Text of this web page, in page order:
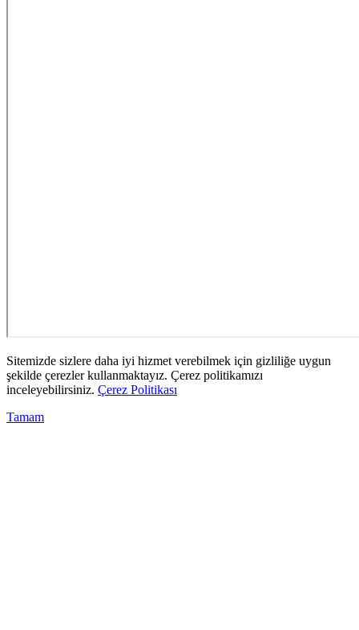
Sitemizde sizlere daha iyi hizmet verebilmek için gizliliğe uygun
şekilde çerezler kullanmaktayız. Çerez politikamızı
inceleyebilirsiniz. Çerez Politikası
Tamam